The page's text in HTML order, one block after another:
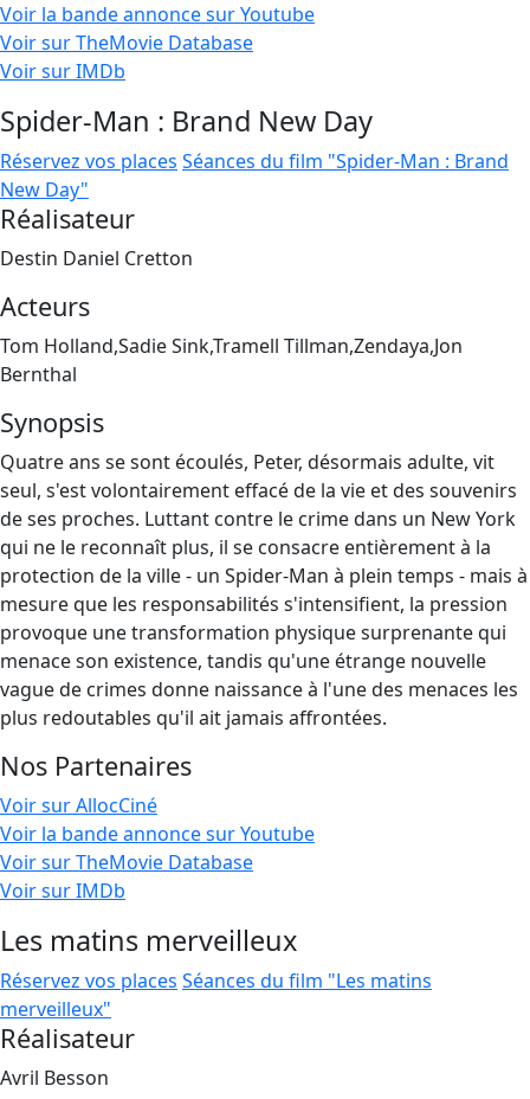
Voir la bande annonce sur Youtube
Voir sur TheMovie Database
Voir sur IMDb
Spider-Man : Brand New Day
Réservez vos places Séances du film "Spider-Man : Brand
New Day"
Réalisateur
Destin Daniel Cretton
Acteurs
Tom Holland,Sadie Sink,Tramell Tillman,Zendaya,Jon
Bernthal
Synopsis
Quatre ans se sont écoulés, Peter, désormais adulte, vit
seul, s'est volontairement effacé de la vie et des souvenirs
de ses proches. Luttant contre le crime dans un New York
qui ne le reconnaît plus, il se consacre entièrement à la
protection de la ville - un Spider-Man à plein temps - mais à
mesure que les responsabilités s'intensifient, la pression
provoque une transformation physique surprenante qui
menace son existence, tandis qu'une étrange nouvelle
vague de crimes donne naissance à l'une des menaces les
plus redoutables qu'il ait jamais affrontées.
Nos Partenaires
Voir sur AllocCiné
Voir la bande annonce sur Youtube
Voir sur TheMovie Database
Voir sur IMDb
Les matins merveilleux
Réservez vos places Séances du film "Les matins
merveilleux"
Réalisateur
Avril Besson